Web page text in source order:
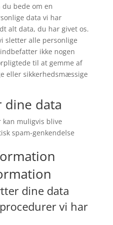
bede om en
data vi har
alt data, du har givet os.
sletter alle personlige
ikke nogen
til at gemme af
eller sikkerhedsmæssige
dine data
kan muligvis blive
spam-genkendelse
dine data
vi har